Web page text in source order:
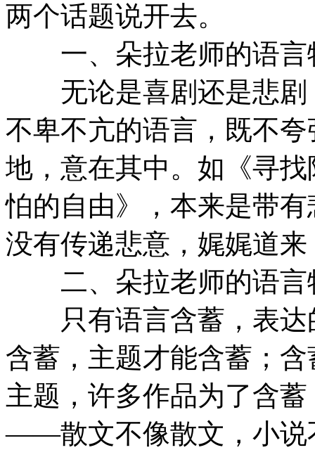
两个话题说开去。
一、朵拉老师的语言
无论是喜剧还是悲剧
不卑不亢的语言，既不
地，意在其中。如《寻
怕的自由》，本来是带
没有传递悲意，娓娓道
二、朵拉老师的语言
只有语言含蓄，表达
含蓄，主题才能含蓄；
主题，许多作品为了含
——散文不像散文，小说